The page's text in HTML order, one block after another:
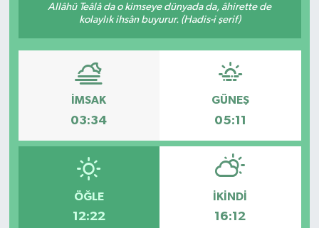
Allâhü Teâlâ da o kimseye dünyada da, âhirette de
kolaylık ihsân buyurur. (Hadis-i şerif)
İMSAK
03:34
GÜNEŞ
05:11
ÖĞLE
12:22
İKINDI
16:12